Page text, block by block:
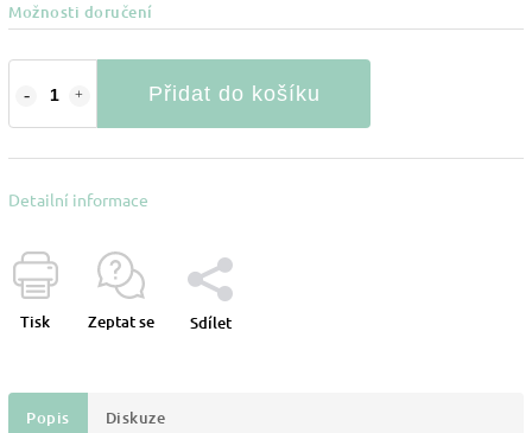
Možnosti doručení
Přidat do košíku
Detailní informace
Tisk Zeptat se Sdílet
Popis Diskuze